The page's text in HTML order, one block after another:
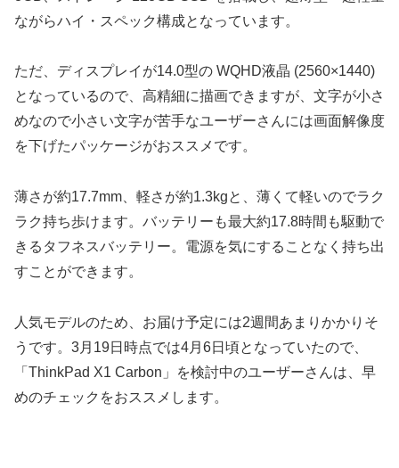
ながらハイ・スペック構成となっています。
ただ、ディスプレイが14.0型の WQHD液晶 (2560×1440)
となっているので、高精細に描画できますが、文字が小さ
めなので小さい文字が苦手なユーザーさんには画面解像度
を下げたパッケージがおススメです。
薄さが約17.7mm、軽さが約1.3kgと、薄くて軽いのでラク
ラク持ち歩けます。バッテリーも最大約17.8時間も駆動で
きるタフネスバッテリー。電源を気にすることなく持ち出
すことができます。
人気モデルのため、お届け予定には2週間あまりかかりそ
うです。3月19日時点では4月6日頃となっていたので、
「ThinkPad X1 Carbon」を検討中のユーザーさんは、早
めのチェックをおススメします。